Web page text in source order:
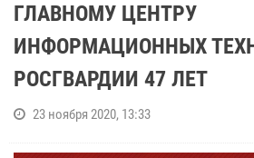
ГЛАВНОМУ ЦЕНТРУ
ИНФОРМАЦИОННЫХ
РОСГВАРДИИ 47 ЛЕТ
23 ноября 2020, 13:33